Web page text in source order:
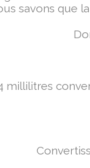
savons que
millilitres